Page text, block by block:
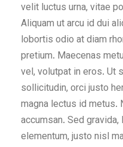
velit luctus urna, vitae
Aliquam ut arcu id dui
lobortis odio at diam
pretium. Maecenas
vel, volutpat in eros. Ut
sollicitudin, orci justo
magna lectus id metus.
accumsan. Sed
elementum, justo nisl